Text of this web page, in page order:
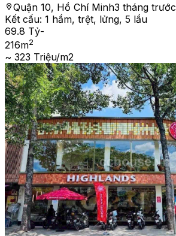
Quận 10, Hồ Chí Minh3 tháng trước
Kết cấu: 1 hầm, trệt, lửng, 5 lầu
69.8 Tỷ-
216m2
~ 323 Triệu/m2